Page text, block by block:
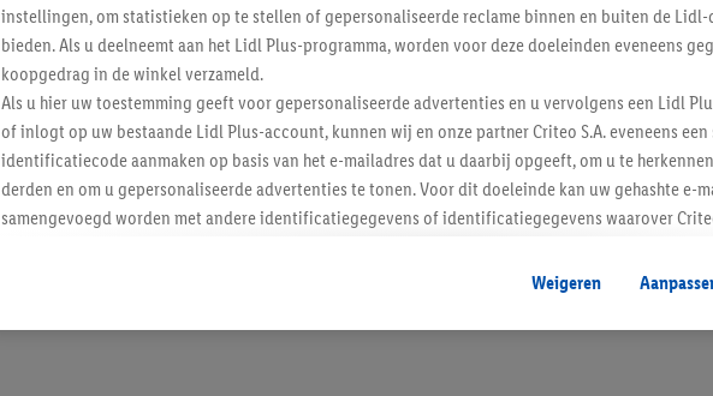
Blijf op de
Inschrijven
instellingen, om statistieken op te stellen of gepersonaliseerde reclame binnen en buiten de Lidl-
bieden. Als u deelneemt aan het Lidl Plus-programma, worden voor deze doeleinden eveneens
koopgedrag in de winkel verzameld.
Als u hier uw toestemming geeft voor gepersonaliseerde advertenties en u vervolgens een Lidl
of inlogt op uw bestaande Lidl Plus-account, kunnen wij en onze partner Criteo S.A. eveneens
identificatiecode aanmaken op basis van het e-mailadres dat u daarbij opgeeft, om u te
derden en om u gepersonaliseerde advertenties te tonen. Voor dit doeleinde kan uw gehashte e-
samengevoegd worden met andere identificatiegegevens of identificatiegegevens waarover
Als u hiermee akkoord gaat, kunnen advertenties in het kader van retargeting, d.w.z. advertenties
u interesse hebt getoond (bijvoorbeeld door het product in de webshop aan uw winkelmandje toe
niet te kopen), ook op verschillende apparaten en verschillende Lidl-diensten worden
Weigeren